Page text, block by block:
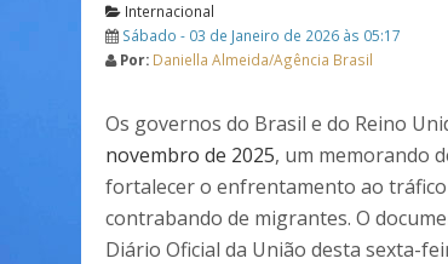
Internacional
Sábado - 03 de Janeiro de 2026 às 05:17
Por: Daniella Almeida/Agência Brasil
Os governos do Brasil e do Reino
novembro de 2025, um memorando
fortalecer o enfrentamento ao tráfico
contrabando de migrantes. O
Diário Oficial da União desta sexta-